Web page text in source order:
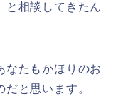
と相談してきたん
なたもかほりのお
と思います。